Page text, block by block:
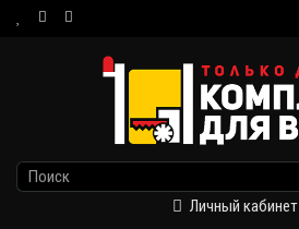
Личный кабинет